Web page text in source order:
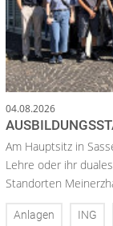
04.08.2026
Am Hauptsitz in
Lehre oder ihr
Standorten
Anlagen ING